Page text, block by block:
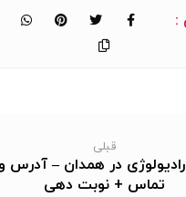
قبلی
لیست ۲۰ رادیولوژی در همدان –
تماس + نوبت دهی